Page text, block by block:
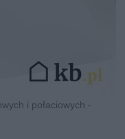
i połaciowych -